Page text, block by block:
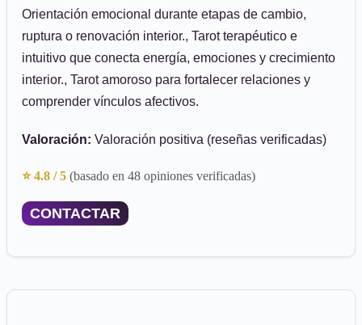
Orientación emocional durante etapas de cambio,
ruptura o renovación interior., Tarot terapéutico e
intuitivo que conecta energía, emociones y crecimiento
interior., Tarot amoroso para fortalecer relaciones y
comprender vínculos afectivos.
Valoración: Valoración positiva (reseñas verificadas)
⭐ 4.8 / 5 (basado en 48 opiniones verificadas)
CONTACTAR